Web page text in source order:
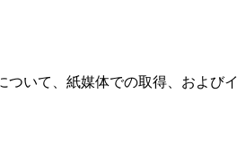
いて、紙媒体での取得、および